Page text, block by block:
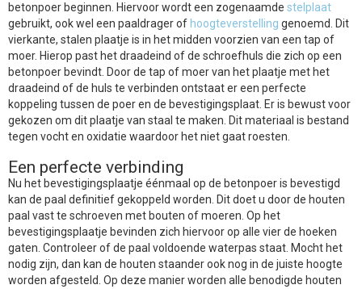
betonpoer beginnen. Hiervoor wordt een zogenaamde stelplaat
gebruikt, ook wel een paaldrager of hoogteverstelling genoemd. Dit
vierkante, stalen plaatje is in het midden voorzien van een tap of
moer. Hierop past het draadeind of de schroefhuls die zich op een
betonpoer bevindt. Door de tap of moer van het plaatje met het
draadeind of de huls te verbinden ontstaat er een perfecte
koppeling tussen de poer en de bevestigingsplaat. Er is bewust voor
gekozen om dit plaatje van staal te maken. Dit materiaal is bestand
tegen vocht en oxidatie waardoor het niet gaat roesten.
Een perfecte verbinding
Nu het bevestigingsplaatje éénmaal op de betonpoer is bevestigd
kan de paal definitief gekoppeld worden. Dit doet u door de houten
paal vast te schroeven met bouten of moeren. Op het
bevestigingsplaatje bevinden zich hiervoor op alle vier de hoeken
gaten. Controleer of de paal voldoende waterpas staat. Mocht het
nodig zijn, dan kan de houten staander ook nog in de juiste hoogte
worden afgesteld. Op deze manier worden alle benodigde houten